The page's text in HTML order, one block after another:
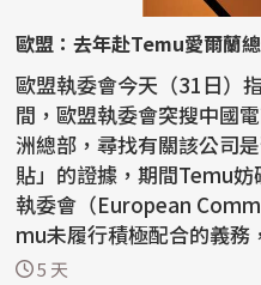
歐盟：去年赴Temu愛爾蘭
歐盟執委會今天（31日）
間，歐盟執委會突搜中國
洲總部，尋找有關該公司
貼」的證據，期間Temu妨礙調查。 法
執委會（European
mu未履行積極配合的義務
林的辦公場所...
5 天